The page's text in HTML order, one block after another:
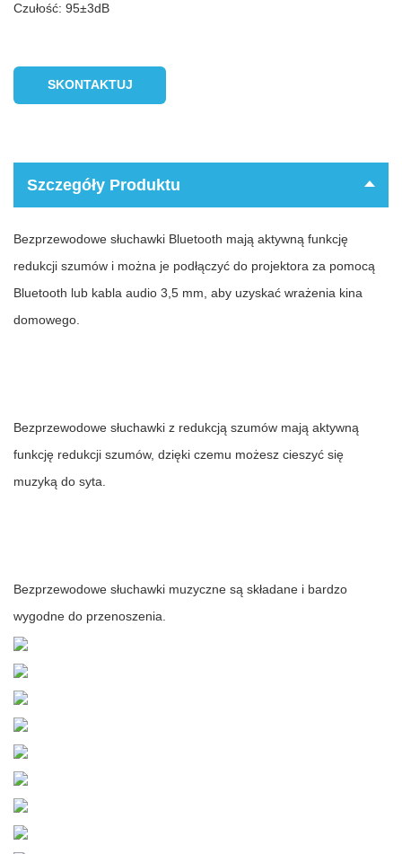
Czułość: 95±3dB
SKONTAKTUJ
Szczegóły Produktu
Bezprzewodowe słuchawki Bluetooth mają aktywną funkcję
redukcji szumów i można je podłączyć do projektora za pomocą
Bluetooth lub kabla audio 3,5 mm, aby uzyskać wrażenia kina
domowego.
Bezprzewodowe słuchawki z redukcją szumów mają aktywną
funkcję redukcji szumów, dzięki czemu możesz cieszyć się
muzyką do syta.
Bezprzewodowe słuchawki muzyczne są składane i bardzo
wygodne do przenoszenia.